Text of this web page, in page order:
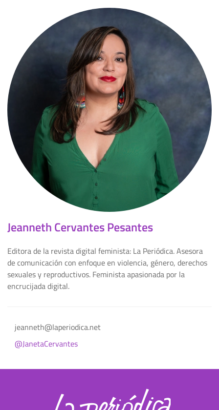
Jeanneth Cervantes Pesantes
Editora de la revista digital feminista: La Periódica. Asesora
de comunicación con enfoque en violencia, género, derechos
sexuales y reproductivos. Feminista apasionada por la
encrucijada digital.
jeanneth@laperiodica.net
@JanetaCervantes